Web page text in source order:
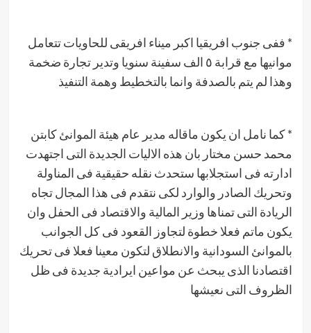
* ففى جنوب افريقيا اكبر ميناء افريقى للحاويات تتعامل
موانيها مع قرابة ٥ الف سفينة سنويا وتدير تجارة ضخمة
وهذا لم يتم بالصدفة وانما بالتخطيط وهمة التنفيذ
* كما نامل ان يكون ماقاله مدير عام هيئة الموانئ كابتن
محمد حسن مختار بان هذه الاليات الجديدة التى اجتهدت
ادارته فى استجلابها ستحدث نقله حقيقية فى المناولة
وتحريك الصادر والوارد لكى نتقدم فى هذا المجال تجاه
الريادة التى تمناها وزير المالية والاقتصاد فى الحفل وان
يكون ماتم فعلا خطوة لتجاوز القعود فى كل الجوانب
بالموانئ السودانية والانطلاق لتكون معينا فعلا فى تحريك
اقتصادنا الذى يبحث عن مواعين ايرادية جديدة فى ظل
الظروف التى نعيشها